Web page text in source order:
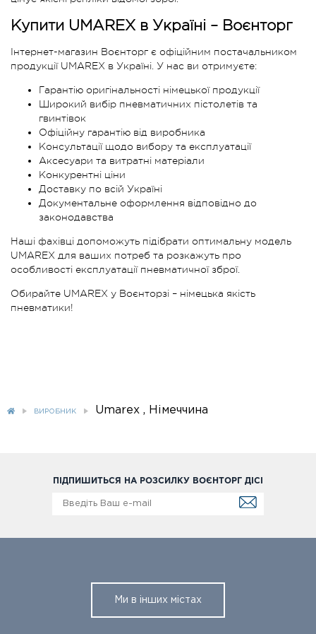
Купити UMAREX в Україні – Воєнторг
Інтернет-магазин Воєнторг є офіційним постачальником
продукції UMAREX в Україні. У нас ви отримуєте:
Гарантію оригінальності німецької продукції
Широкий вибір пневматичних пістолетів та
гвинтівок
Офіційну гарантію від виробника
Консультації щодо вибору та експлуатації
Аксесуари та витратні матеріали
Конкурентні ціни
Доставку по всій Україні
Документальне оформлення відповідно до
законодавства
Наші фахівці допоможуть підібрати оптимальну модель
UMAREX для ваших потреб та розкажуть про
особливості експлуатації пневматичної зброї.
Обирайте UMAREX у Воєнторзі – німецька якість
пневматики!
ВИРОБНИК Umarex , Німеччина
ПІДПИШИТЬСЯ НА РОЗСИЛКУ ВОЄНТОРГ ДІСІ
Ми в інших містах